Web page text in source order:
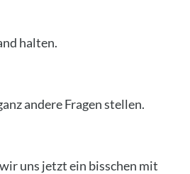
hal­ten.
ande­re Fra­gen stel­len.
uns jetzt ein biss­chen mit